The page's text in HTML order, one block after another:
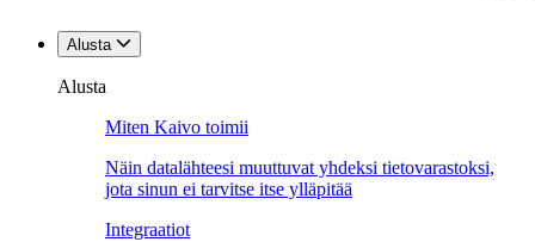
Alusta
Alusta
Miten Kaivo toimii
Näin datalähteesi muuttuvat yhdeksi tietovarastoksi,
jota sinun ei tarvitse itse ylläpitää
Integraatiot